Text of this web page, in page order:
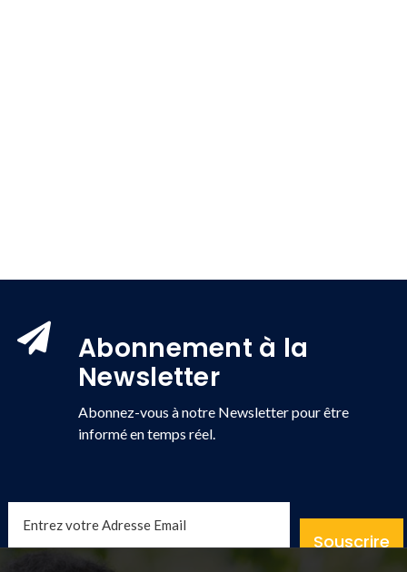
Abonnement à la
Newsletter
Abonnez-vous à notre Newsletter pour être
informé en temps réel.
Souscrire